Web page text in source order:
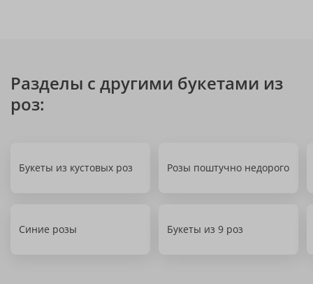
Разделы с другими букетами из
роз:
Букеты из кустовых роз Розы поштучно недорого
Синие розы Букеты из 9 роз